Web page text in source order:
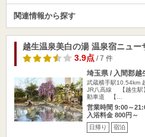
関連情報から探す
越生温泉美白の湯 温泉宿ニュー
3.9点/ 7 件
埼玉県 / 入間郡越
武蔵横手駅10.54km
JR八高線 【越生駅
動車道 【…
営業時間 9:00～
入浴料金 800円～
日帰り 宿泊